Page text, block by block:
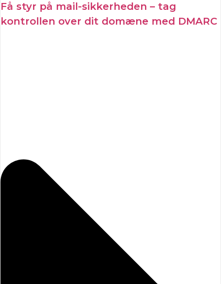
Få styr på mail-sikkerheden – tag
kontrollen over dit domæne med DMARC